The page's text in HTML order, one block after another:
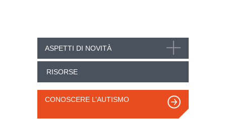
ASPETTI DI NOVITÀ
RISORSE
CONOSCERE L’AUTISMO